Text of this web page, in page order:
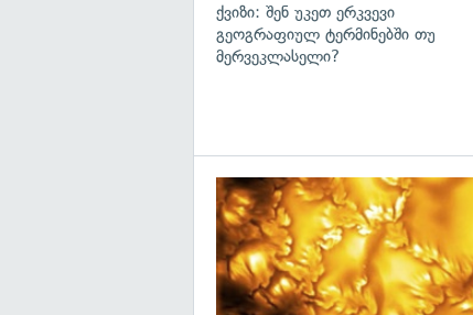
ქვიზი: შენ უკეთ ერკვევი
გეოგრაფიულ ტერმინებში თუ
მერვეკლასელი?